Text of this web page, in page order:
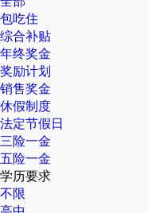
包吃住
综合补贴
年终奖金
奖励计划
销售奖金
休假制度
法定节假日
三险一金
五险一金
学历要求
不限